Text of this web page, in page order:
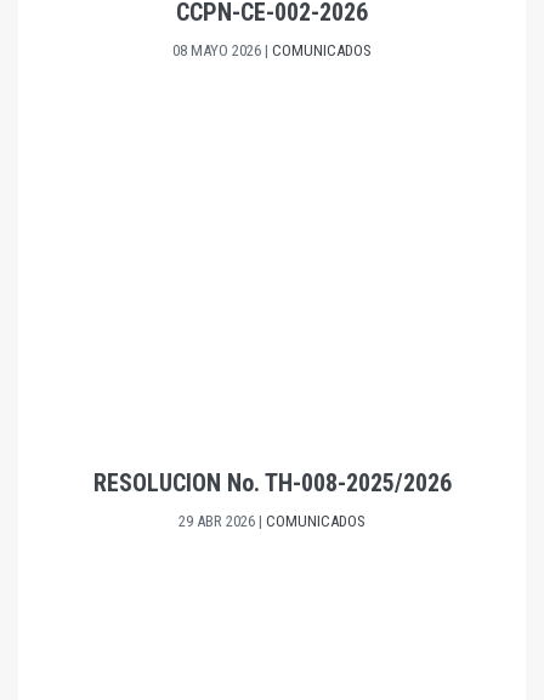
CCPN-CE-002-2026
08 MAYO 2026 | COMUNICADOS
RESOLUCION No. TH-008-2025/2026
29 ABR 2026 | COMUNICADOS